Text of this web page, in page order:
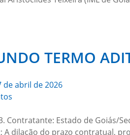
TERMO
de abril de 2026
Contratante: Estado de Goiás/
A dilação do prazo contratual,